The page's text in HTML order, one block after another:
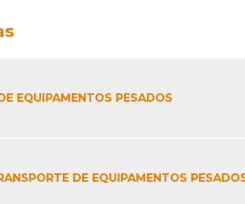
EQUIPAMENTOS PESADOS
DE EQUIPAMENTOS